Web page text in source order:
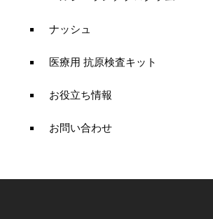
ナッシュ
医療用 抗原検査キット
お役立ち情報
お問い合わせ